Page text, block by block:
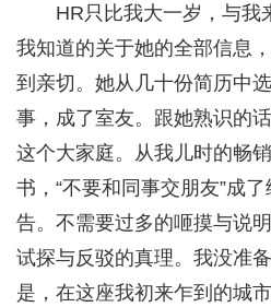
HR只比我大一岁，与我
我知道的关于她的全部信息
到亲切。她从几十份简历中
事，成了室友。跟她熟识的
这个大家庭。从我儿时的畅
书，“不要和同事交朋友”成
告。不需要过多的咂摸与说
试探与反驳的真理。我没准
是，在这座我初来乍到的城